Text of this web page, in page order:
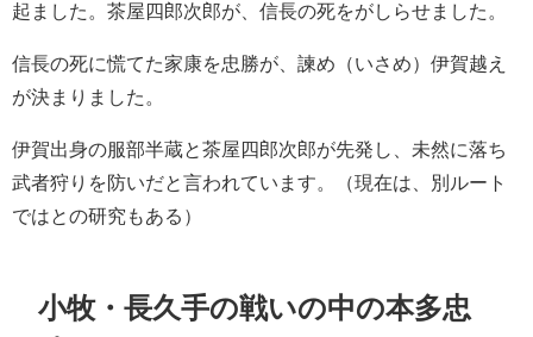
起ました。茶屋四郎次郎が、信長の死をがしらせました。
信長の死に慌てた家康を忠勝が、諫め（いさめ）伊賀越え
が決まりました。
伊賀出身の服部半蔵と茶屋四郎次郎が先発し、未然に落ち
武者狩りを防いだと言われています。（現在は、別ルート
ではとの研究もある）
小牧・長久手の戦いの中の本多忠